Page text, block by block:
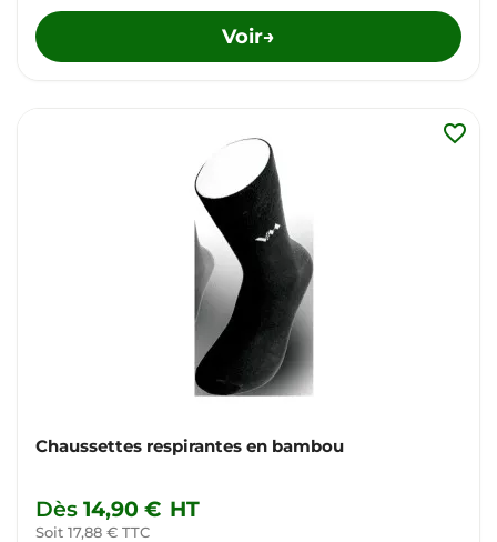
Voir→
Chaussettes respirantes en bambou
Dès 14,90 € HT
Soit 17,88 € TTC
favorite_border